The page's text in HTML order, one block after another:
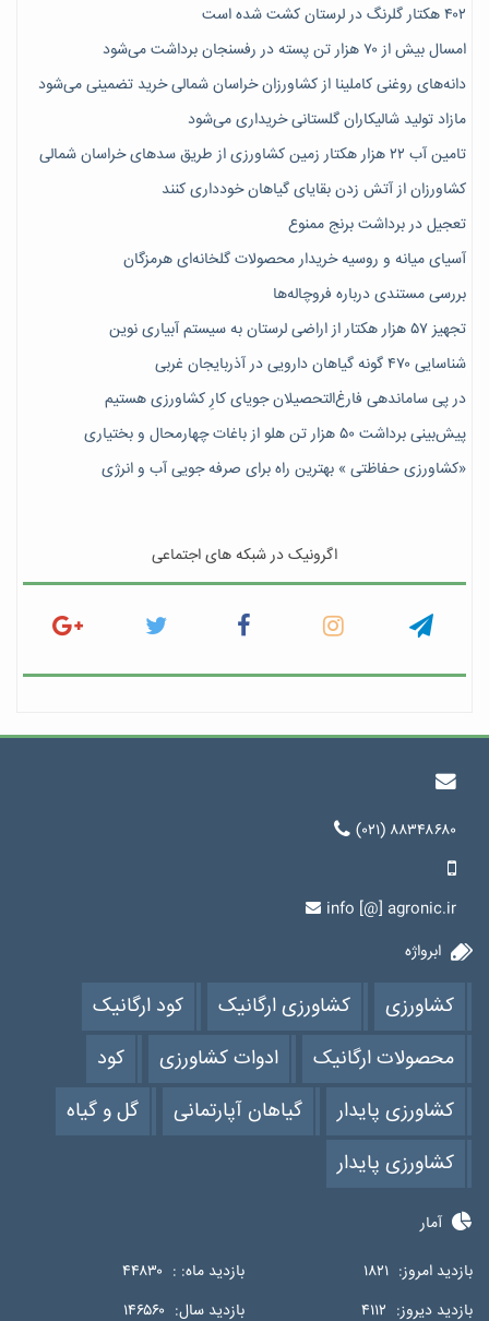
۴۰۲ هکتار گلرنگ در لرستان کشت شده است
امسال بیش از ۷۰ هزار تن پسته در رفسنجان برداشت می‌شود
دانه‌های روغنی کاملینا از کشاورزان خراسان شمالی خرید تضمینی می‌شود
مازاد تولید شالیکاران گلستانی خریداری می‌شود
تامین آب ۲۲ هزار هکتار زمین کشاورزی از طریق سدهای خراسان شمالی
کشاورزان از آتش زدن بقایای گیاهان خودداری کنند
تعجیل در برداشت برنج ممنوع
آسیای میانه و روسیه خریدار محصولات گلخانه‌ای هرمزگان
بررسی مستندی درباره فروچاله‌ها
تجهیز ۵۷ هزار هکتار از اراضی لرستان به سیستم آبیاری نوین
شناسایی ۴۷٠ گونه گیاهان دارویی در آذربایجان غربی
در پی ساماندهی فارغ‌التحصیلان جویای کارِ کشاورزی هستیم
پیش‎‌بینی برداشت ۵۰ هزار تن هلو از باغات چهارمحال و بختیاری
«کشاورزی حفاظتی » بهترین راه برای صرفه جویی آب و انرژی
اگرونیک در شبکه های اجتماعی
(۰۲۱) ۸۸۳۴۸۶۸۰
info [@] agronic.ir
ابرواژه
کشاورزی کشاورزی ارگانیک
کود ارگانیک
محصولات ارگانیک
ادوات کشاورزی
کود
کشاورزی پایدار
گیاهان آپارتمانی
گل و گیاه
کشاورزی پایدار
آمار
بازدید امروز: ۱۸۲۱ بازدید ماه: : ۴۴۸۳۰
بازدید دیروز: ۴۱۱۲ بازدید سال: ۱۴۶۵۶۰